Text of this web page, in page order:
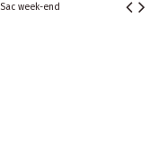
Sac week-end